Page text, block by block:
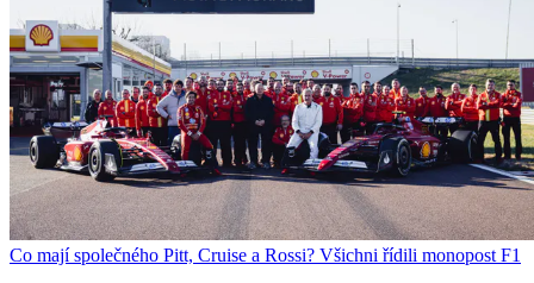
Co mají společného Pitt, Cruise a Rossi? Všichni řídili monopost F1